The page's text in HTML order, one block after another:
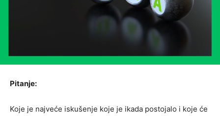
Pitanje:
Koje je najveće iskušenje koje je ikada postojalo i koje će